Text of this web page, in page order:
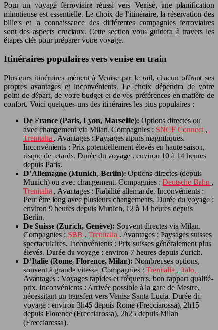
Pour un voyage ferroviaire réussi vers Venise, une planification
minutieuse est essentielle. Le choix de l’itinéraire, la réservation des
billets et la connaissance des différentes compagnies ferroviaires
sont des aspects cruciaux. Cette section vous guidera à travers les
étapes clés pour préparer votre voyage.
Itinéraires populaires vers venise en train
Plusieurs itinéraires mènent à Venise par le rail, chacun offrant ses
propres avantages et inconvénients. Le choix dépendra de votre
point de départ, de votre budget et de vos préférences en matière de
confort. Voici quelques-uns des itinéraires les plus populaires :
De France (Paris, Lyon, Marseille): Options directes ou
avec changement via Milan. Compagnies : SNCF Connect ,
Trenitalia . Avantages : Paysages alpins magnifiques.
Inconvénients : Prix potentiellement élevés en haute saison,
risque de retards. Durée du voyage : environ 10 à 14 heures
depuis Paris.
D’Allemagne (Munich, Berlin): Options directes (depuis
Munich) ou avec changement. Compagnies : Deutsche Bahn ,
Trenitalia . Avantages : Fiabilité allemande. Inconvénients :
Peut être long avec plusieurs changements. Durée du voyage :
environ 9 heures depuis Munich, 12 à 14 heures depuis
Berlin.
De Suisse (Zurich, Genève): Souvent directes via Milan.
Compagnies : SBB , Trenitalia . Avantages : Paysages suisses
spectaculaires. Inconvénients : Prix suisses généralement plus
élevés. Durée du voyage : environ 7 heures depuis Zurich.
D’Italie (Rome, Florence, Milan): Nombreuses options,
souvent à grande vitesse. Compagnies : Trenitalia , Italo .
Avantages : Voyages rapides et fréquents, bon rapport qualité-
prix. Inconvénients : Arrivée possible à la gare de Mestre,
nécessitant un transfert vers Venise Santa Lucia. Durée du
voyage : environ 3h45 depuis Rome (Frecciarossa), 2h15
depuis Florence (Frecciarossa), 2h25 depuis Milan
(Frecciarossa).